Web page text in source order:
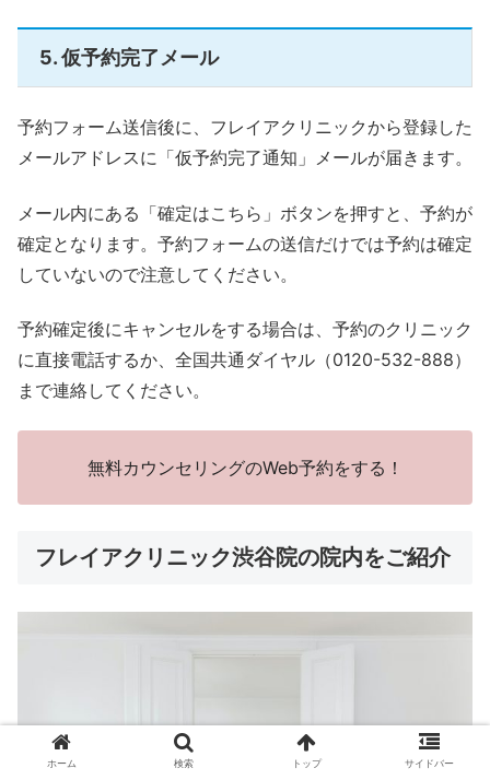
5. 仮予約完了メール
予約フォーム送信後に、フレイアクリニックから登録した
メールアドレスに「仮予約完了通知」メールが届きます。
メール内にある「確定はこちら」ボタンを押すと、予約が
確定となります。予約フォームの送信だけでは予約は確定
していないので注意してください。
予約確定後にキャンセルをする場合は、予約のクリニック
に直接電話するか、全国共通ダイヤル（0120-532-888）
まで連絡してください。
無料カウンセリングのWeb予約をする！
フレイアクリニック渋谷院の院内をご紹介
ホーム 検索 トップ サイドバー